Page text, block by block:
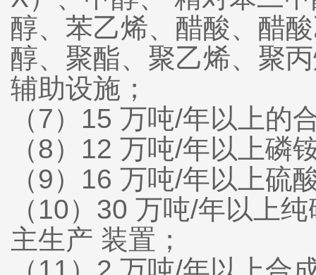
醇、苯乙烯、醋酸、醋
醇、聚酯、聚乙烯、聚
辅助设施；
（7）15 万吨/年以上的
（8）12 万吨/年以上磷
（9）16 万吨/年以上硫
（10）30 万吨/年以上
主生产 装置；